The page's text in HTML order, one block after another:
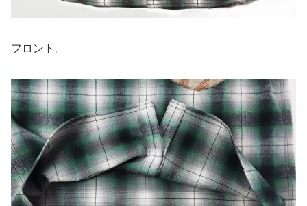
フロント。